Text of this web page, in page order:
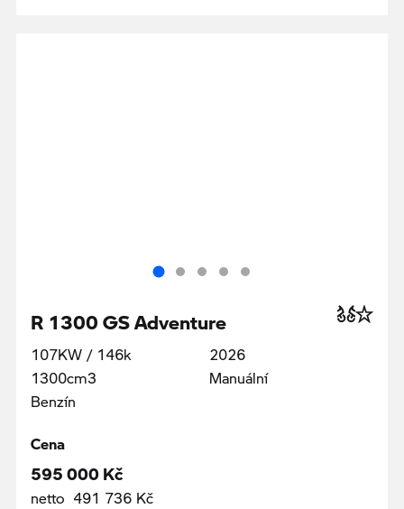
R 1300 GS Adventure
107KW / 146k
1300cm3
Benzín
2026
Manuální
Cena
595 000 Kč
netto 491 736 Kč